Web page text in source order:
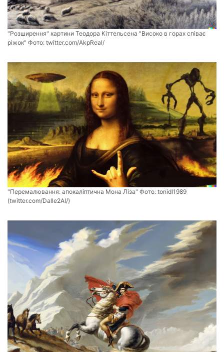
"Розширення" картини Теодора Кіттельсена "Високо в горах співає
ріжок" Фото: twitter.com/AkpReal/
"Перемалювання: апокаліптична Мона Ліза" Фото: tonidl1989
(twitter.com/Dalle2AI/)